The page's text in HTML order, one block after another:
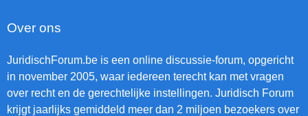
Over ons
JuridischForum.be is een online discussie-forum, opgericht
in november 2005, waar iedereen terecht kan met vragen
over recht en de gerechtelijke instellingen. Juridisch Forum
krijgt jaarlijks gemiddeld meer dan 2 miljoen bezoekers over